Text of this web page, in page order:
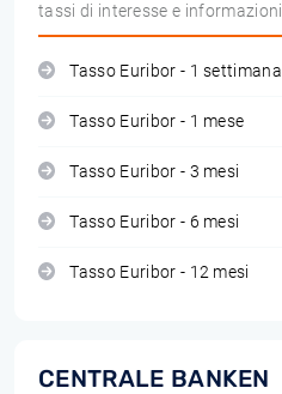
tassi di interesse e informazioni
Tasso Euribor - 1 settimana
Tasso Euribor - 1 mese
Tasso Euribor - 3 mesi
Tasso Euribor - 6 mesi
Tasso Euribor - 12 mesi
CENTRALE BANKEN